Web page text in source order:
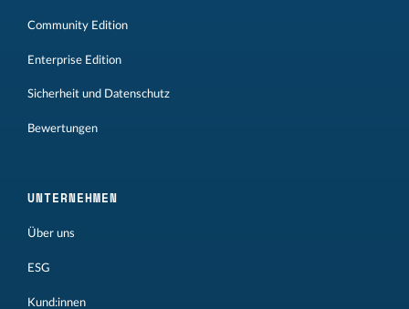
Community Edition
Enterprise Edition
Sicherheit und Datenschutz
Bewertungen
UNTERNEHMEN
Über uns
ESG
Kund:innen